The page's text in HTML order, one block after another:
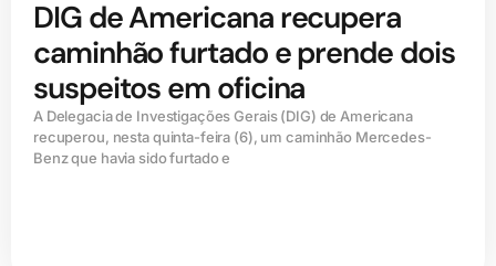
DIG de Americana recupera
caminhão furtado e prende dois
suspeitos em oficina
A Delegacia de Investigações Gerais (DIG) de Americana
recuperou, nesta quinta-feira (6), um caminhão Mercedes-
Benz que havia sido furtado e